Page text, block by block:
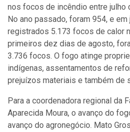
nos focos de incêndio entre julho
No ano passado, foram 954, e
registrados 5.173 focos de calor
primeiros dez dias de agosto,
3.736 focos. O fogo atinge
indígenas, assentamentos de
prejuízos materiais e também de
Para a coordenadora regional da
Aparecida Moura, o avanço do
avanço do agronegócio. Mato